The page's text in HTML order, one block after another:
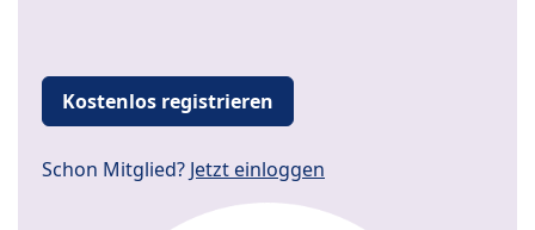
Kostenlos registrieren
Schon Mitglied? Jetzt einloggen